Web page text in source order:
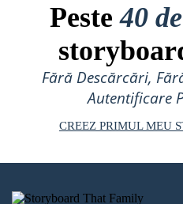
Peste40
Fără Descărcări,
Autentificare
CREEZ PRIMUL MEU